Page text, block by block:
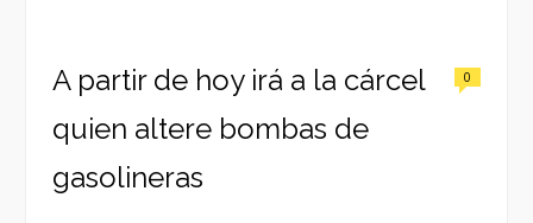
A partir de hoy irá a la cárcel
quien altere bombas de
gasolineras
0